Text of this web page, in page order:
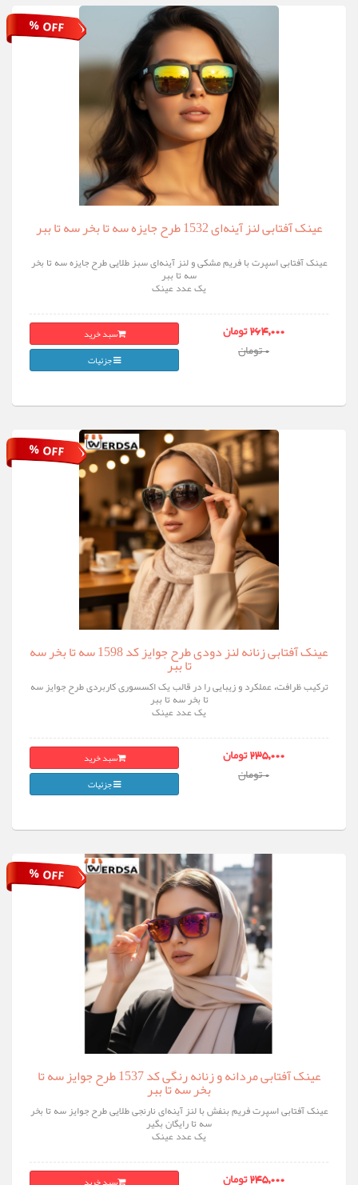
% OFF
عینک آفتابی لنز آینه‌ای 1532 طرح جایزه سه تا بخر سه تا ببر
عینک آفتابی اسپرت با فریم مشکی و لنز آینه‌ای سبز طلایی طرح جایزه سه تا بخر
سه تا ببر
یک عدد عینک
264,000 تومان
0 تومان
سبد خرید
جزئیات
% OFF
عینک آفتابی زنانه لنز دودی طرح جوایز کد 1598 سه تا بخر سه
تا ببر
ترکیب ظرافت، عملکرد و زیبایی را در قالب یک اکسسوری کاربردی طرح جوایز سه
تا بخر سه تا ببر
یک عدد عینک
235,000 تومان
0 تومان
سبد خرید
جزئیات
% OFF
عینک آفتابی مردانه و زنانه رنگی کد 1537 طرح جوایز سه تا
بخر سه تا ببر
عینک آفتابی اسپرت فریم بنفش با لنز آینه‌ای نارنجی طلایی طرح جوایز سه تا بخر
سه تا رایگان بگیر
یک عدد عینک
245,000 تومان
سبد خرید